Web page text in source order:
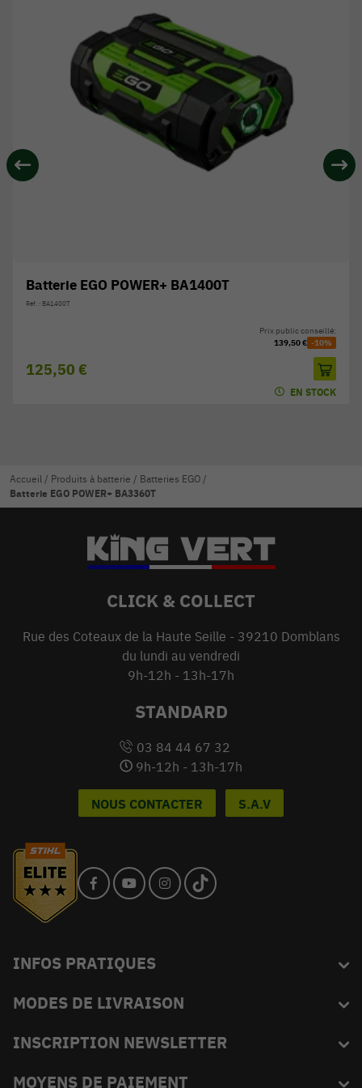
Batterie EGO POWER+ BA1400T
Réf. : BA1400T
125,50 €
Prix public conseillé:
139,50 € -10%
EN STOCK
Accueil / Produits à batterie / Batteries EGO /
Batterie EGO POWER+ BA3360T
CLICK & COLLECT
Rue des Coteaux de la Haute Seille - 39210 Domblans
du lundi au vendredi
9h-12h - 13h-17h
STANDARD
03 84 44 67 32
9h-12h - 13h-17h
NOUS CONTACTER S.A.V
INFOS PRATIQUES
L'équipe du King
MODES DE LIVRAISON
INSCRIPTION NEWSLETTER
Abonnez-vous et recevez en exclusivité les bons plans de
MOYENS DE PAIEMENT